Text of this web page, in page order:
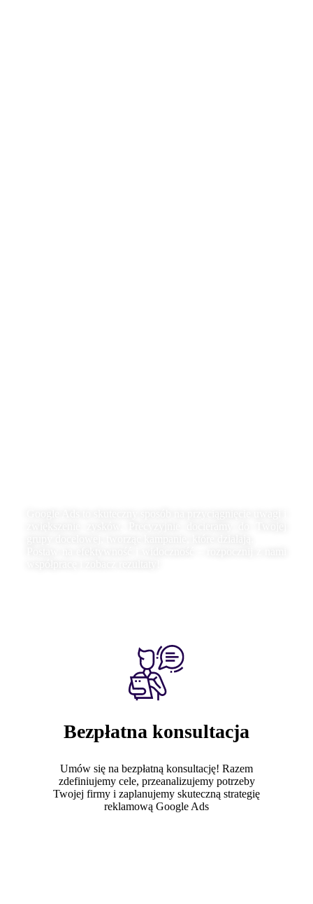
Bezpłatna konsultacja
Umów się na bezpłatną konsultację! Razem
zdefiniujemy cele, przeanalizujemy potrzeby
Twojej firmy i zaplanujemy skuteczną strategię
reklamową Google Ads